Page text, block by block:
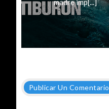
Publicar Un Comentario